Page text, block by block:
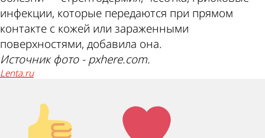
инфекции, которые передаются при прямом
контакте с кожей или зараженными
поверхностями, добавила она.
Источник фото - pxhere.com.
lenta.ru
Палец
вверх!
Лайк!